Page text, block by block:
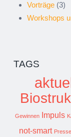
Vorträge (3)
Workshops
TAGS
Gewinnen Impuls
not-smart Presse